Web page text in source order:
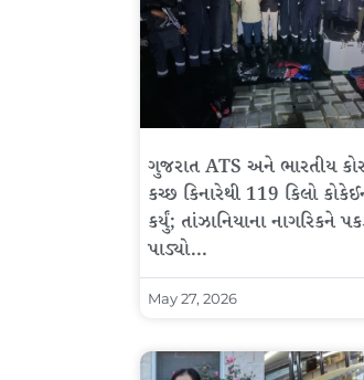
ગુજરાત ATS અને ભારતીય
કચ્છ કિનારેથી 119 કિલો
કર્યું; તાંઝાનિયાના નાગરિકને
પાડ્યો…
May 27, 2026